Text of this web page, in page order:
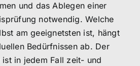
und das Ablegen einer
notwendig. Welche
am geeignetsten ist, hängt
Bedürfnissen ab. Der
ist in jedem Fall zeit- und